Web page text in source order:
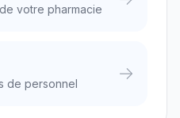
votre pharmacie
de personnel